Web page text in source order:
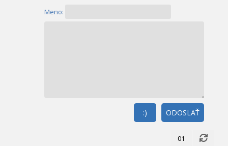
Meno:
ODOSLAŤ
:)
01